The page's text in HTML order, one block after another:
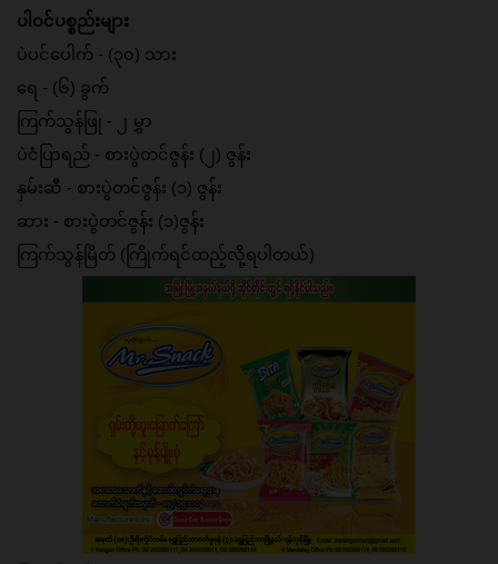
ပါဝင်ပစ္စည်းများ
ပဲပင်ပေါက် - (၃၀) သား
ရေ - (၆) ခွက်
ကြက်သွန်ဖြု - ၂ မွှာ
ပဲငံပြာရည် - စားပွဲတင်ဇွန်း (၂) ဇွန်း
နှမ်းဆီ - စားပွဲတင်ဇွန်း (၁) ဇွန်း
ဆား - စားပွဲတင်ဇွန်း (၁)ဇွန်း
ကြက်သွန်မြိတ် (ကြိုက်ရင်ထည့်လို့ရပါတယ်)